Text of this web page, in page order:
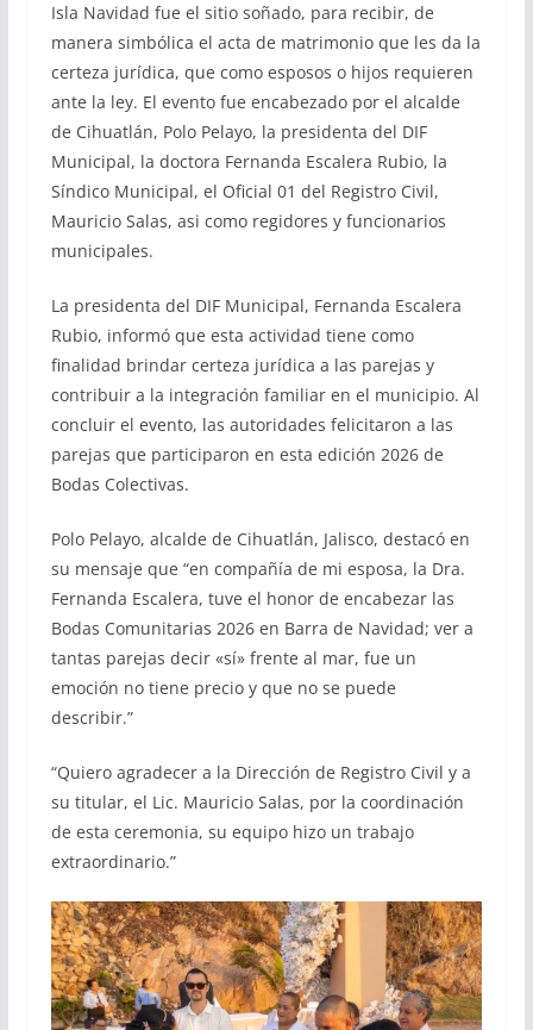
Isla Navidad fue el sitio soñado, para recibir, de
manera simbólica el acta de matrimonio que les da la
certeza jurídica, que como esposos o hijos requieren
ante la ley. El evento fue encabezado por el alcalde
de Cihuatlán, Polo Pelayo, la presidenta del DIF
Municipal, la doctora Fernanda Escalera Rubio, la
Síndico Municipal, el Oficial 01 del Registro Civil,
Mauricio Salas, asi como regidores y funcionarios
municipales.
La presidenta del DIF Municipal, Fernanda Escalera
Rubio, informó que esta actividad tiene como
finalidad brindar certeza jurídica a las parejas y
contribuir a la integración familiar en el municipio. Al
concluir el evento, las autoridades felicitaron a las
parejas que participaron en esta edición 2026 de
Bodas Colectivas.
Polo Pelayo, alcalde de Cihuatlán, Jalisco, destacó en
su mensaje que “en compañía de mi esposa, la Dra.
Fernanda Escalera, tuve el honor de encabezar las
Bodas Comunitarias 2026 en Barra de Navidad; ver a
tantas parejas decir «sí» frente al mar, fue un
emoción no tiene precio y que no se puede
describir.”
“Quiero agradecer a la Dirección de Registro Civil y a
su titular, el Lic. Mauricio Salas, por la coordinación
de esta ceremonia, su equipo hizo un trabajo
extraordinario.”